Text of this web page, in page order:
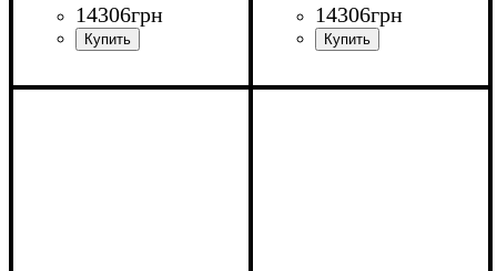
14306грн
Длина - 120 (+60) см
14306грн
Длина - 120 (+60) см